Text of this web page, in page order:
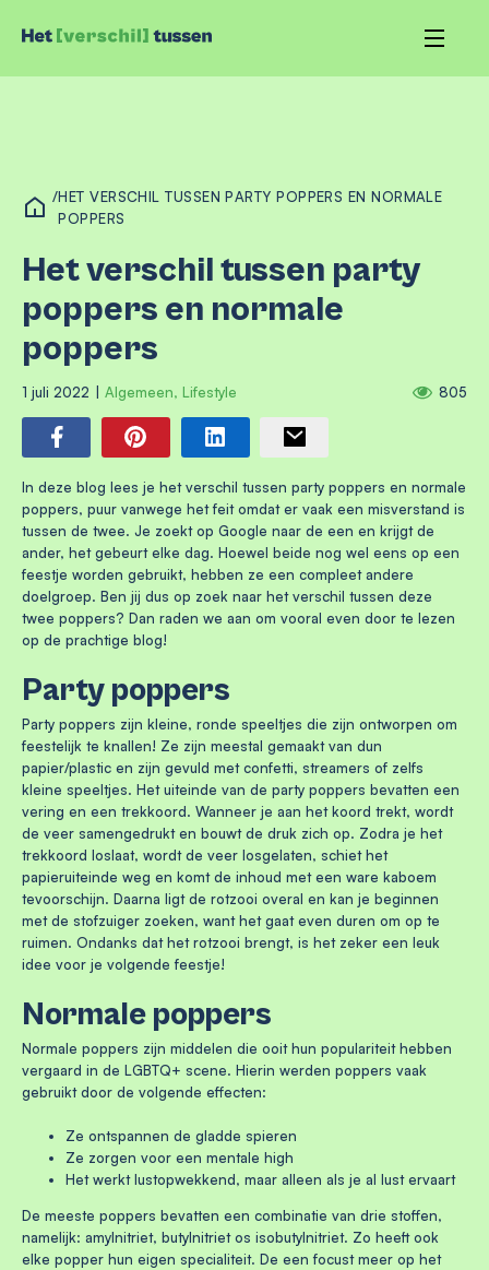
/HET VERSCHIL TUSSEN PARTY POPPERS EN NORMALE
POPPERS
Het verschil tussen party
poppers en normale
poppers
1 juli 2022 Algemeen,Lifestyle 805
In deze blog lees je het verschil tussen party poppers en normale
poppers, puur vanwege het feit omdat er vaak een misverstand is
tussen de twee. Je zoekt op Google naar de een en krijgt de
ander, het gebeurt elke dag. Hoewel beide nog wel eens op een
feestje worden gebruikt, hebben ze een compleet andere
doelgroep. Ben jij dus op zoek naar het verschil tussen deze
twee poppers? Dan raden we aan om vooral even door te lezen
op de prachtige blog!
Party poppers
Party poppers zijn kleine, ronde speeltjes die zijn ontworpen om
feestelijk te knallen! Ze zijn meestal gemaakt van dun
papier/plastic en zijn gevuld met confetti, streamers of zelfs
kleine speeltjes. Het uiteinde van de party poppers bevatten een
vering en een trekkoord. Wanneer je aan het koord trekt, wordt
de veer samengedrukt en bouwt de druk zich op. Zodra je het
trekkoord loslaat, wordt de veer losgelaten, schiet het
papieruiteinde weg en komt de inhoud met een ware kaboem
tevoorschijn. Daarna ligt de rotzooi overal en kan je beginnen
met de stofzuiger zoeken, want het gaat even duren om op te
ruimen. Ondanks dat het rotzooi brengt, is het zeker een leuk
idee voor je volgende feestje!
Normale poppers
Normale poppers zijn middelen die ooit hun populariteit hebben
vergaard in de LGBTQ+ scene. Hierin werden poppers vaak
gebruikt door de volgende effecten:
Ze ontspannen de gladde spieren
Ze zorgen voor een mentale high
Het werkt lustopwekkend, maar alleen als je al lust ervaart
De meeste poppers bevatten een combinatie van drie stoffen,
namelijk: amylnitriet, butylnitriet os isobutylnitriet. Zo heeft ook
elke popper hun eigen specialiteit. De een focust meer op het